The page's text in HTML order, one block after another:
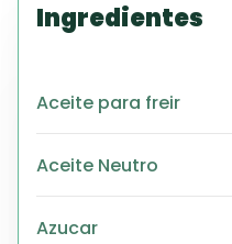
Ingredientes
Aceite para freir
Aceite Neutro
Azucar